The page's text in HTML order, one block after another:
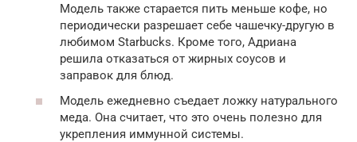
Модель также старается пить меньше кофе, но
периодически разрешает себе чашечку-другую в
любимом Starbucks. Кроме того, Адриана
решила отказаться от жирных соусов и
заправок для блюд.
Модель ежедневно съедает ложку натурального
меда. Она считает, что это очень полезно для
укрепления иммунной системы.